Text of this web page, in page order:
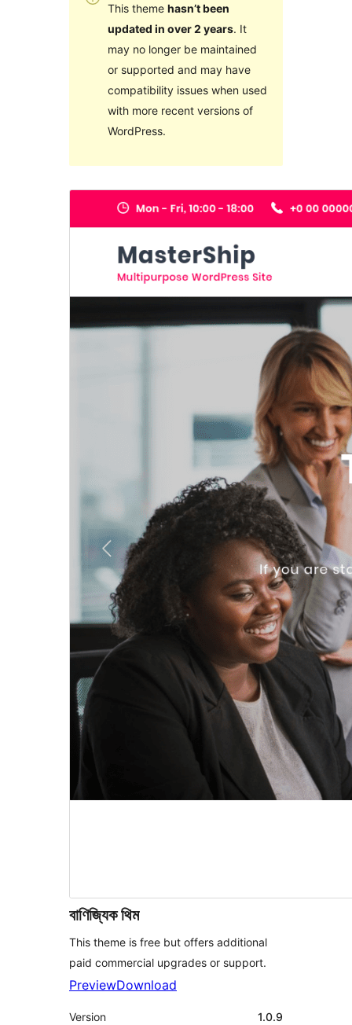
This theme hasn’t been
updated in over 2 years. It
may no longer be maintained
or supported and may have
compatibility issues when used
with more recent versions of
WordPress.
বাণিজ্যিক থিম
This theme is free but offers additional
paid commercial upgrades or support.
PreviewDownload
Version
1.0.9